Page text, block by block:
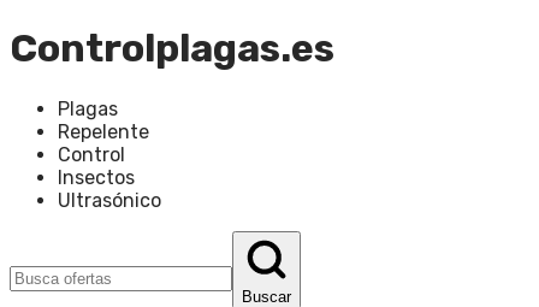
Controlplagas.es
Plagas
Repelente
Control
Insectos
Ultrasónico
Buscar